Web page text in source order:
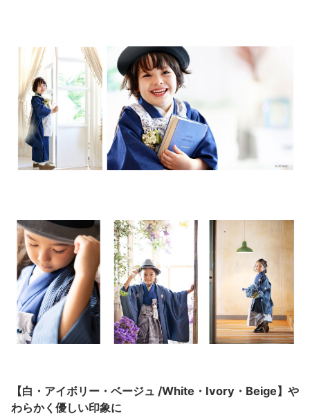
【白・アイボリー・ベージュ /White・Ivory・Beige】や
わらかく優しい印象に